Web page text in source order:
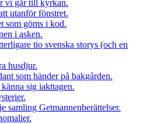
vi går till kyrkan.
utanför fönstret.
som göms i kod.
i asken.
tio svenska storys (och en
husdjur.
som händer på bakgården.
sig iakttagen.
samling Getmannenberättelser.